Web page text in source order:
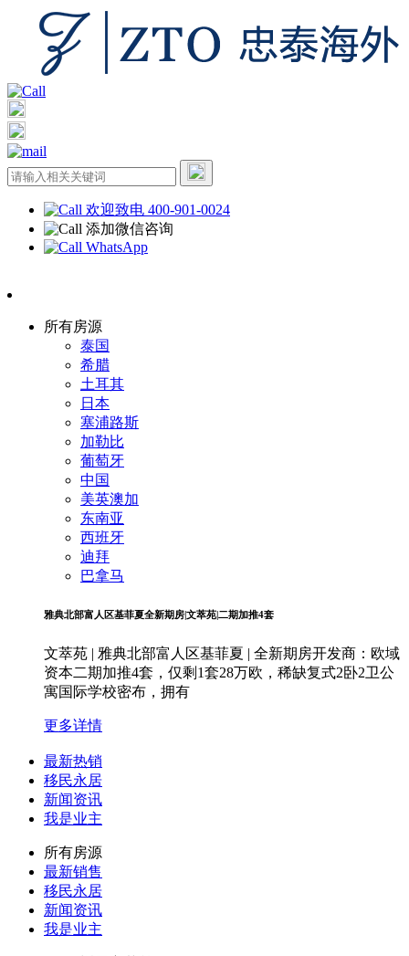
欢迎致电 400-901-0024
添加微信咨询
WhatsApp
所有房源
泰国
希腊
土耳其
日本
塞浦路斯
加勒比
葡萄牙
中国
美英澳加
东南亚
西班牙
迪拜
巴拿马
雅典北部富人区基菲夏全新期房|文萃苑|二期加推4套
文萃苑 | 雅典北部富人区基菲夏 | 全新期房开发商：欧域
资本二期加推4套，仅剩1套28万欧，稀缺复式2卧2卫公
寓国际学校密布，拥有
更多详情
最新热销
移民永居
新闻资讯
我是业主
所有房源
最新销售
移民永居
新闻资讯
我是业主